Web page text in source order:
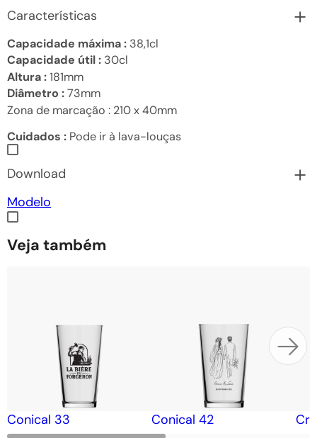
Características
Capacidade máxima : 38,1cl
Capacidade útil : 30cl
Altura :181mm
Diâmetro :73mm
Zona de marcação : 210 x 40mm
Cuidados : Pode ir à lava-louças
Download
Modelo
Veja também
Conical 33 Conical 42